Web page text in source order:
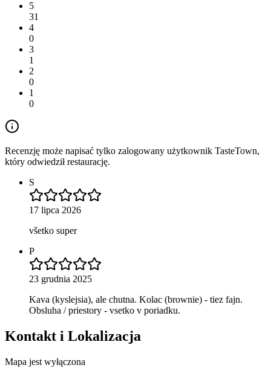
5
31
4
0
3
1
2
0
1
0
Recenzję może napisać tylko zalogowany użytkownik TasteTown,
który odwiedził restaurację.
S
17 lipca 2026
všetko super
P
23 grudnia 2025
Kava (kyslejsia), ale chutna. Kolac (brownie) - tiez fajn.
Obsluha / priestory - vsetko v poriadku.
Kontakt i Lokalizacja
Mapa jest wyłączona